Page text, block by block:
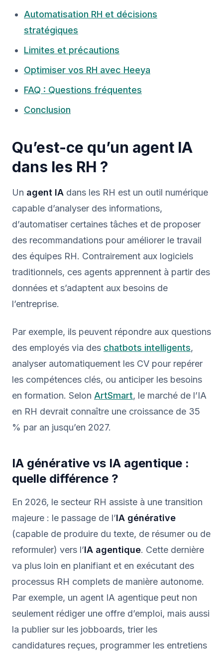
Automatisation RH et décisions
stratégiques
Limites et précautions
Optimiser vos RH avec Heeya
FAQ : Questions fréquentes
Conclusion
Qu’est-ce qu’un agent IA
dans les RH ?
Un agent IA dans les RH est un outil numérique
capable d’analyser des informations,
d’automatiser certaines tâches et de proposer
des recommandations pour améliorer le travail
des équipes RH. Contrairement aux logiciels
traditionnels, ces agents apprennent à partir des
données et s’adaptent aux besoins de
l’entreprise.
Par exemple, ils peuvent répondre aux questions
des employés via des chatbots intelligents,
analyser automatiquement les CV pour repérer
les compétences clés, ou anticiper les besoins
en formation. Selon ArtSmart, le marché de l’IA
en RH devrait connaître une croissance de 35
% par an jusqu’en 2027.
IA générative vs IA agentique :
quelle différence ?
En 2026, le secteur RH assiste à une transition
majeure : le passage de l’IA générative
(capable de produire du texte, de résumer ou de
reformuler) vers l’IA agentique. Cette dernière
va plus loin en planifiant et en exécutant des
processus RH complets de manière autonome.
Par exemple, un agent IA agentique peut non
seulement rédiger une offre d’emploi, mais aussi
la publier sur les jobboards, trier les
candidatures reçues, programmer les entretiens